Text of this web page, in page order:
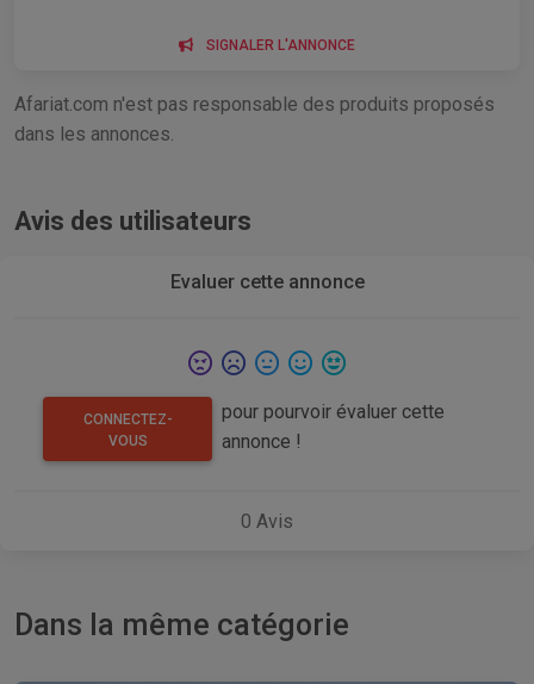
SIGNALER L'ANNONCE
Afariat.com n'est pas responsable des produits proposés
dans les annonces.
Avis des utilisateurs
Evaluer cette annonce
CONNECTEZ-
VOUS
pour pourvoir évaluer cette
annonce !
0 Avis
Dans la même catégorie